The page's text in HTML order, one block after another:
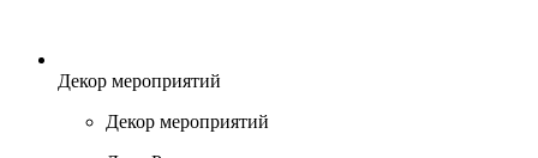
Декор мероприятий
Декор мероприятий